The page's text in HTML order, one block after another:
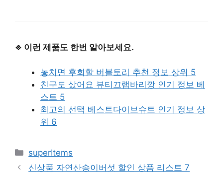
※ 이런 제품도 한번 알아보세요.
놓치면 후회할 버블토리 추천 정보 상위 5
친구도 샀어요 뷰티끄랩바리깡 인기 정보 베
스트 5
최고의 선택 베스트다이브슈트 인기 정보 상
위 6
Categories
superItems
신상품 자연산송이버섯 할인 상품 리스트 7